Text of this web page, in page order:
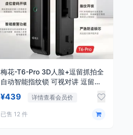
梅花-T6-Pro 3D人脸+逗留抓拍全
自动智能指纹锁 可视对讲 逗留抓
¥439 详情查看会员价
已售 12 件